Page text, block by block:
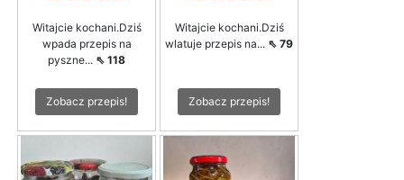
Witajcie kochani.Dziś
wpada przepis na
pyszne... ⇖ 118
Zobacz przepis!
Witajcie kochani.Dziś
wlatuje przepis na... ⇖ 79
Zobacz przepis!